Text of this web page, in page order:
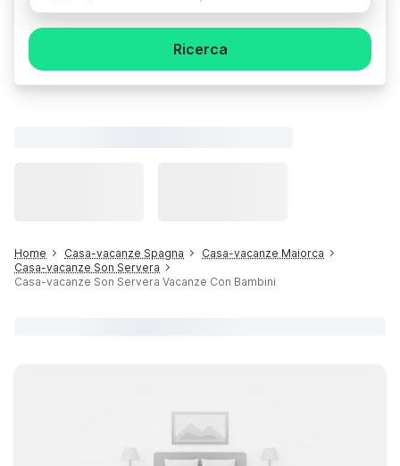
Ricerca
Home Casa-vacanze Spagna
Casa-vacanze Maiorca
Casa-vacanze Son Servera
Casa-vacanze Son Servera Vacanze Con Bambini